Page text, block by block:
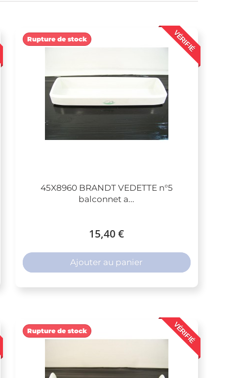
VÉRIFIÉ
45X8960 BRANDT VEDETTE n°5
balconnet a...
15,40 €
Rupture de stock
Ajouter au panier
VÉRIFIÉ
Rupture de stock